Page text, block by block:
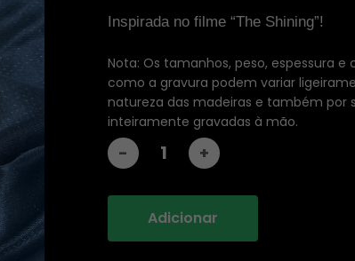
Inspirada no filme “The Shining”!
Nota: Os tamanhos, peso, espessura e
como a gravura podem variar
natureza das madeiras e também por
inteiramente gravadas à mão.
Adicionar